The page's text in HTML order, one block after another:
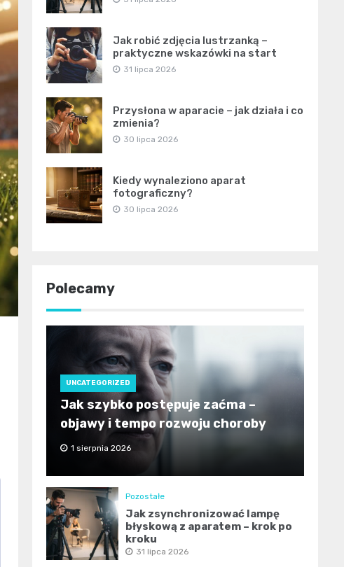
Jak robić zdjęcia lustrzanką –
praktyczne wskazówki na start
31 lipca 2026
Przysłona w aparacie – jak działa i co
zmienia?
30 lipca 2026
Kiedy wynaleziono aparat
fotograficzny?
30 lipca 2026
Polecamy
UNCATEGORIZED
Jak szybko postępuje zaćma –
objawy i tempo rozwoju choroby
1 sierpnia 2026
Pozostałe
Jak zsynchronizować lampę
błyskową z aparatem – krok po
kroku
31 lipca 2026